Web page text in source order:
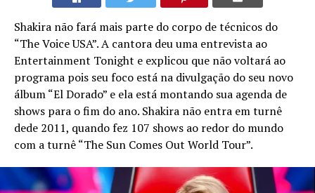
Shakira não fará mais parte do corpo de técnicos do
“The Voice USA”. A cantora deu uma entrevista ao
Entertainment Tonight e explicou que não voltará ao
programa pois seu foco está na divulgação do seu novo
álbum “El Dorado” e ela está montando sua agenda de
shows para o fim do ano. Shakira não entra em turnê
dede 2011, quando fez 107 shows ao redor do mundo
com a turnê “The Sun Comes Out World Tour”.